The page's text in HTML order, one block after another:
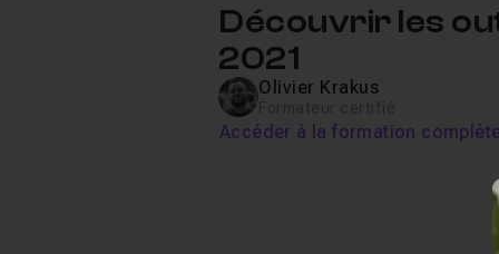
Découvrir les
2021
Olivier Krakus
Accéder à la formation